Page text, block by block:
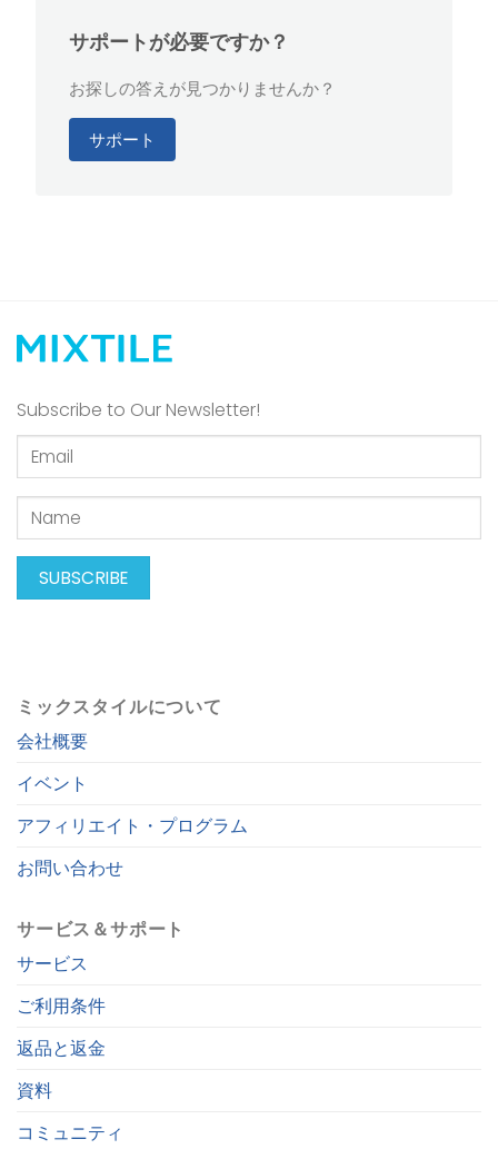
サポートが必要ですか？
お探しの答えが見つかりませんか？
サポート
Subscribe to Our Newsletter!
ミックスタイルについて
会社概要
イベント
アフィリエイト・プログラム
お問い合わせ
サービス＆サポート
サービス
ご利用条件
返品と返金
資料
コミュニティ